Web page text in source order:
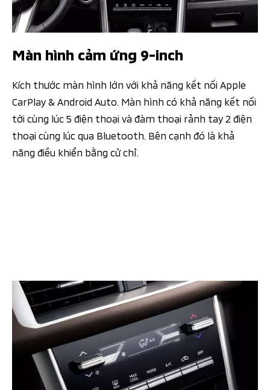
Màn hình cảm ứng 9-inch
Kích thước màn hình lớn với khả năng kết nối Apple
CarPlay & Android Auto. Màn hình có khả năng kết nối
tới cùng lúc 5 điện thoại và đàm thoại rảnh tay 2 điện
thoại cùng lúc qua Bluetooth. Bên cạnh đó là khả
năng điều khiển bằng cử chỉ.